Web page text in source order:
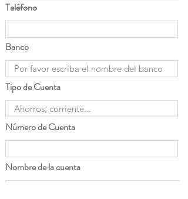
Teléfono
Banco
Tipo de Cuenta
Número de Cuenta
Nombre de la cuenta